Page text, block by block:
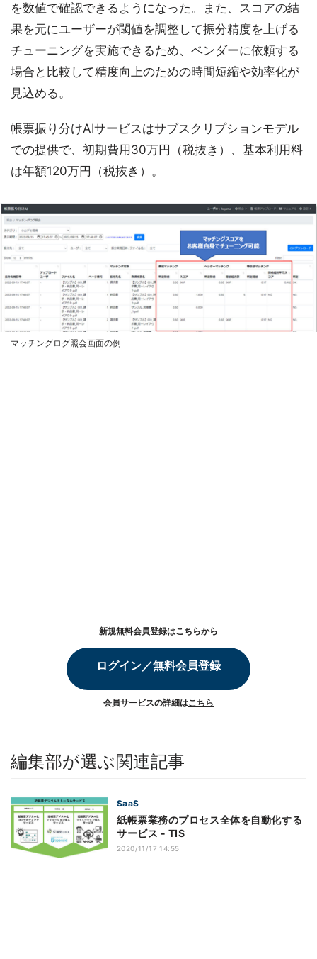
を数値で確認できるようになった。また、スコアの結
果を元にユーザーが閾値を調整して振分精度を上げる
チューニングを実施できるため、ベンダーに依頼する
場合と比較して精度向上のための時間短縮や効率化が
見込める。
帳票振り分けAIサービスはサブスクリプションモデル
での提供で、初期費用30万円（税抜き）、基本利用料
は年額120万円（税抜き）。
マッチングログ照会画面の例
新規無料会員登録はこちらから
ログイン／無料会員登録
会員サービスの詳細はこちら
編集部が選ぶ関連記事
SaaS
紙帳票業務のプロセス全体を自動化する
サービス - TIS
2020/11/17 14:55